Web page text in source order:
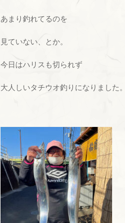
あまり釣れてるのを
見ていない、とか。
今日はハリスも切られず
大人しいタチウオ釣りになりました